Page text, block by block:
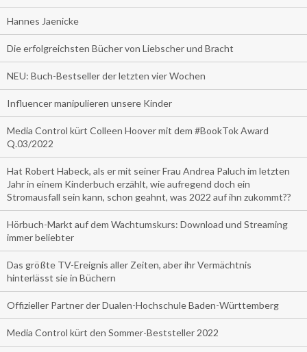
Hannes Jaenicke
Die erfolgreichsten Bücher von Liebscher und Bracht
NEU: Buch-Bestseller der letzten vier Wochen
Influencer manipulieren unsere Kinder
Media Control kürt Colleen Hoover mit dem #BookTok Award
Q.03/2022
Hat Robert Habeck, als er mit seiner Frau Andrea Paluch im letzten
Jahr in einem Kinderbuch erzählt, wie aufregend doch ein
Stromausfall sein kann, schon geahnt, was 2022 auf ihn zukommt??
Hörbuch-Markt auf dem Wachtumskurs: Download und Streaming
immer beliebter
Das größte TV-Ereignis aller Zeiten, aber ihr Vermächtnis
hinterlässt sie in Büchern
Offizieller Partner der Dualen-Hochschule Baden-Württemberg
Media Control kürt den Sommer-Beststeller 2022